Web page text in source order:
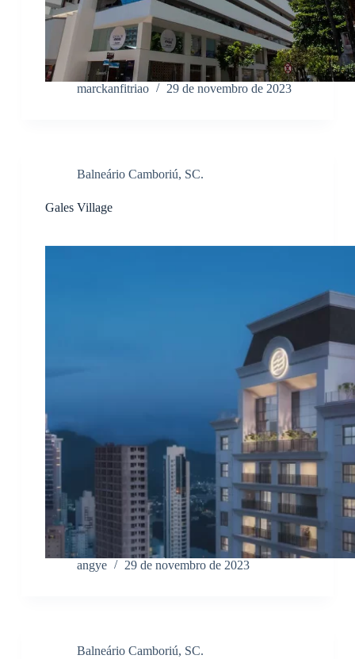
marckanfitriao 29 de novembro de 2023
Balneário Camboriú, SC.
Gales Village
angye 29 de novembro de 2023
Balneário Camboriú, SC.